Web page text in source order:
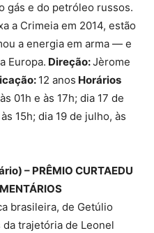
gás e do petróleo russos.
a Crimeia em 2014, estão
a energia em arma — e
Europa. Direção:Jèrome
12 anos Horários
01h e às 17h; dia 17 de
15h; dia 19 de julho, às
– PRÊMIO CURTAEDU
brasileira, de Getúlio
da trajetória de Leonel